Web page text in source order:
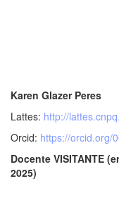
Karen Glazer Peres
Lattes: http://
Orcid: https://orcid.org/
Docente VISITANTE
2025)